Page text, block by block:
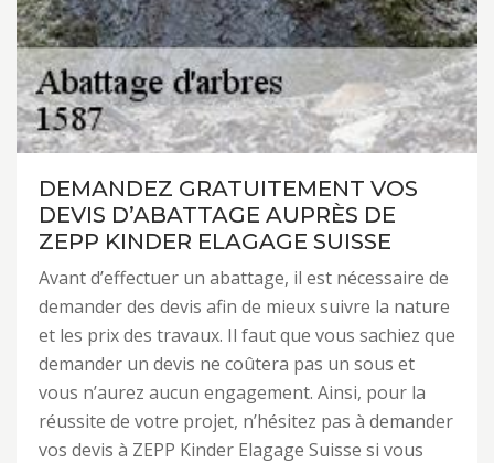
DEMANDEZ GRATUITEMENT VOS
DEVIS D’ABATTAGE AUPRÈS DE
ZEPP KINDER ELAGAGE SUISSE
Avant d’effectuer un abattage, il est nécessaire de
demander des devis afin de mieux suivre la nature
et les prix des travaux. Il faut que vous sachiez que
demander un devis ne coûtera pas un sous et
vous n’aurez aucun engagement. Ainsi, pour la
réussite de votre projet, n’hésitez pas à demander
vos devis à ZEPP Kinder Elagage Suisse si vous